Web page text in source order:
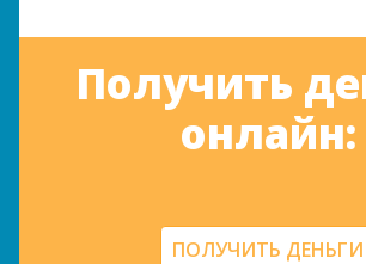
Получить
онлайн:
ПОЛУЧИТЬ ДЕНЬГИ